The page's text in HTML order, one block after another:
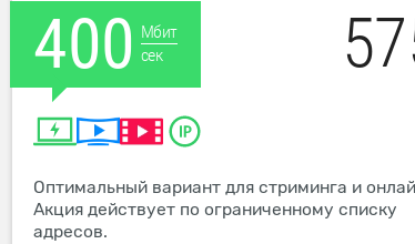
400 Мбит
сек
Оптимальный вариант для стриминга и
Акция действует по ограниченному списку
адресов.